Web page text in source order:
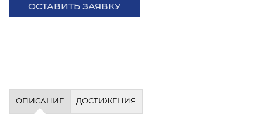
ОСТАВИТЬ ЗАЯВКУ
ОПИСАНИЕ ДОСТИЖЕНИЯ